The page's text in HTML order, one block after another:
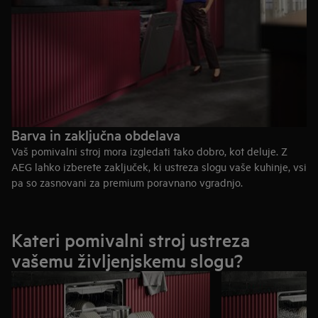
Barva in zaključna obdelava
Vaš pomivalni stroj mora izgledati tako dobro, kot deluje. Z
AEG lahko izberete zaključek, ki ustreza slogu vaše kuhinje, vsi
pa so zasnovani za premium poravnano vgradnjo.
profesionalen občutek in ga je enostavno ohranjati
brezhibnega — idealno za odprte kuhinje.
Mat črna
Drzna in sodobna. Mat črna v dom vnese močan značaj in
Kateri pomivalni stroj ustreza
vašemu življenjskemu slogu?